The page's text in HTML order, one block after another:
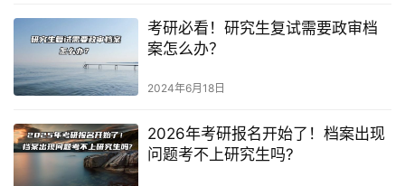
考研必看！研究生复试需要政审档
案怎么办？
2024年6月18日
2026年考研报名开始了！档案出现
问题考不上研究生吗?